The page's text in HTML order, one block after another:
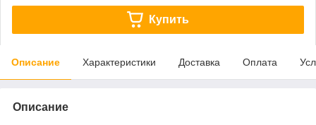
Купить
Описание Характеристики Доставка Оплата
Описание